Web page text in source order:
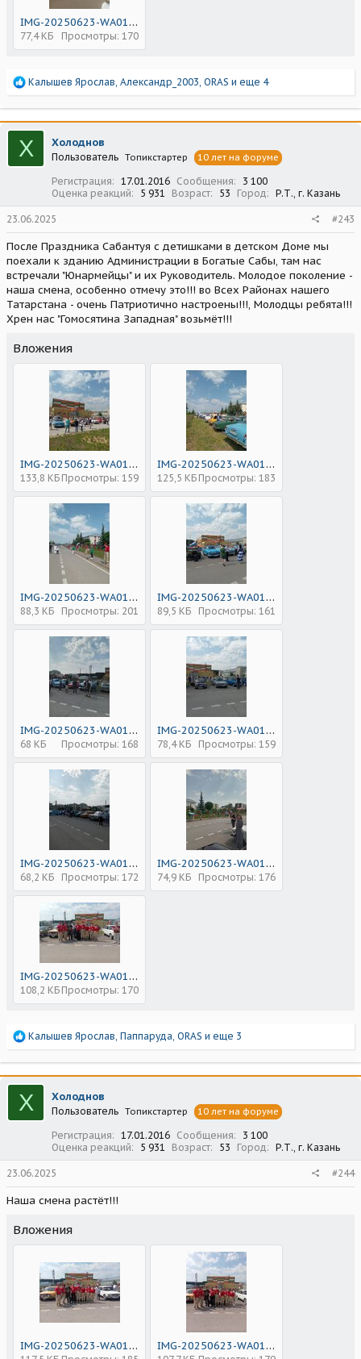
IMG-20250623-WA0140.jpg
77,4 КБ Просмотры: 170
Р
а
к
ц
и
и
Калышев Ярослав, Александр_2003, ORAS и еще 4
Х Холоднов
Пользователь Топикстартер 10 лет на форуме
Регистрация 17.01.2016 Сообщения
3 100
Оценка реакций
5 931 Возраст 53 Город Р.Т., г. Казань
23.06.2025 #243
После Праздника Сабантуя с детишками в детском Доме мы
поехали к зданию Администрации в Богатые Сабы, там нас
встречали "Юнармейцы" и их Руководитель. Молодое поколение -
наша смена, особенно отмечу это!!! во Всех Районах нашего
Татарстана - очень Патриотично настроены!!!, Молодцы ребята!!!
Хрен нас "Гомосятина Западная" возьмёт!!!
Вложения
IMG-20250623-WA0106.jpg
133,8 КБ Просмотры: 159
IMG-20250623-WA0105.jpg
125,5 КБ Просмотры: 183
IMG-20250623-WA0118.jpg
88,3 КБ Просмотры: 201
IMG-20250623-WA0119.jpg
89,5 КБ Просмотры: 161
IMG-20250623-WA0120.jpg
68 КБ Просмотры: 168
IMG-20250623-WA0121.jpg
78,4 КБ Просмотры: 159
IMG-20250623-WA0122.jpg
68,2 КБ Просмотры: 172
IMG-20250623-WA0123.jpg
74,9 КБ Просмотры: 176
IMG-20250623-WA0107.jpg
108,2 КБ Просмотры: 170
Р
а
к
ц
и
и
Калышев Ярослав, Паппаруда, ORAS и еще 3
Х Холоднов
Пользователь Топикстартер 10 лет на форуме
Регистрация 17.01.2016 Сообщения
3 100
Оценка реакций
5 931 Возраст 53 Город Р.Т., г. Казань
23.06.2025 #244
Наша смена растёт!!!
Вложения
IMG-20250623-WA0114.jpg IMG-20250623-WA0115.jpg